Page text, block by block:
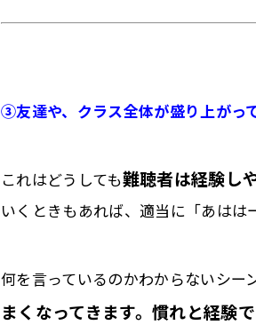
③友達や、クラス全体が盛り上がっ
これはどうしても難聴者は経験し
いくときもあれば、適当に「あはは
何を言っているのかわからないシー
まくなってきます。慣れと経験で